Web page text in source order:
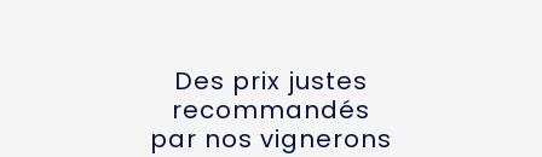
Des prix justes
recommandés
par nos vignerons